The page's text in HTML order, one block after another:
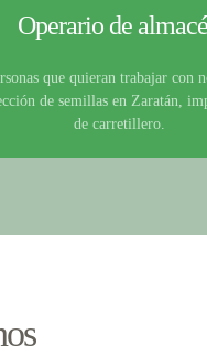
Operario de
que quieran trabajar con
de semillas en Zaratán,
de carretillero.